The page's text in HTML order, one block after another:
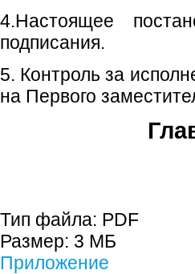
4.Настоящее
подписания.
5. Контроль за
на Первого
Тип файла: PDF
Размер: 3 МБ
Приложение